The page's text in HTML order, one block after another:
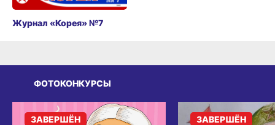
Журнал «Корея» №7
ФОТОКОНКУРСЫ
ЗАВЕРШЁН ЗАВЕРШЁН